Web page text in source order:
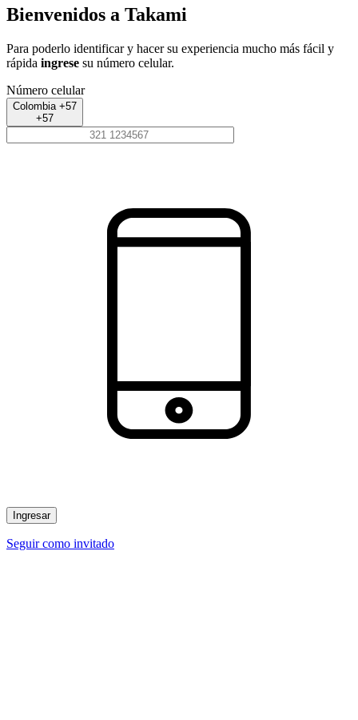
Bienvenidos a Takami
Para poderlo identificar y hacer su experiencia mucho más fácil y
rápida ingrese su número celular.
Número celular
Colombia +57
+57
Ingresar
Seguir como invitado